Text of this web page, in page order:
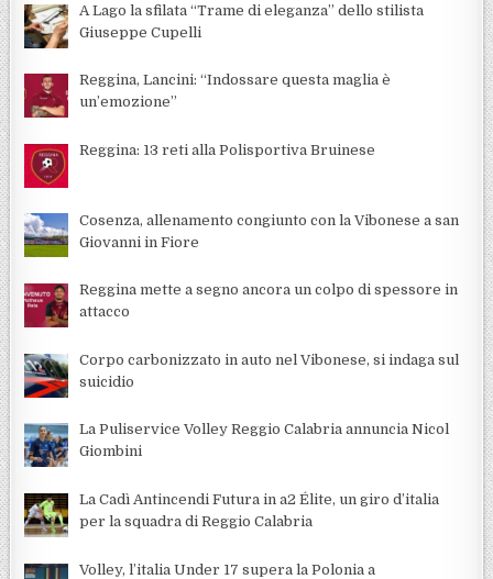
A Lago la sfilata “Trame di eleganza” dello stilista
Giuseppe Cupelli
Reggina, Lancini: “Indossare questa maglia è
un’emozione”
Reggina: 13 reti alla Polisportiva Bruinese
Cosenza, allenamento congiunto con la Vibonese a san
Giovanni in Fiore
Reggina mette a segno ancora un colpo di spessore in
attacco
Corpo carbonizzato in auto nel Vibonese, si indaga sul
suicidio
La Puliservice Volley Reggio Calabria annuncia Nicol
Giombini
La Cadì Antincendi Futura in a2 Élite, un giro d’italia
per la squadra di Reggio Calabria
Volley, l’italia Under 17 supera la Polonia a